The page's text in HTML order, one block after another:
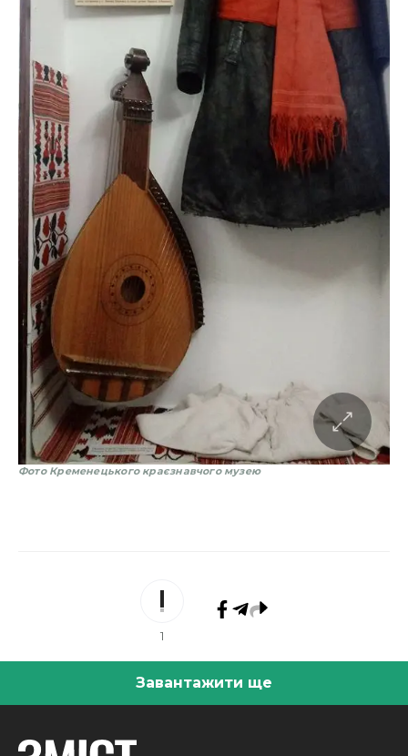
Фото Кременецького краєзнавчого музею
1
Завантажити ще